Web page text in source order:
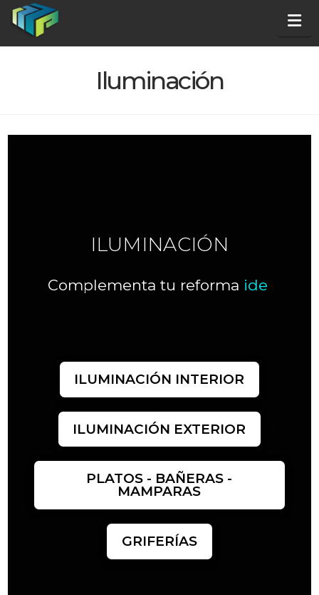
Iluminación
ILUMINACIÓN
Complementa tu reformaideal
ILUMINACIÓN INTERIOR
ILUMINACIÓN EXTERIOR
PLATOS - BAÑERAS -
MAMPARAS
GRIFERÍAS